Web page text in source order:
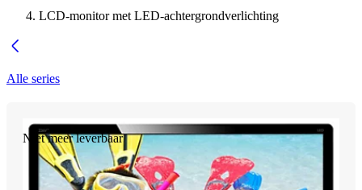
LCD-monitor met LED-achtergrondverlichting
Alle series
Niet meer leverbaar